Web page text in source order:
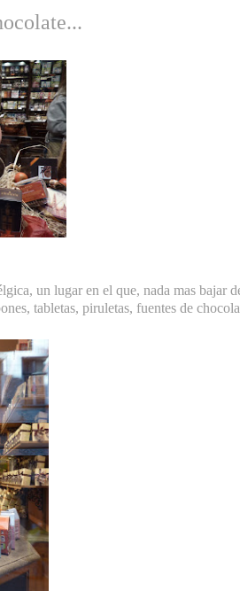
un lugar en el que, nada mas bajar
tabletas, piruletas, fuentes de